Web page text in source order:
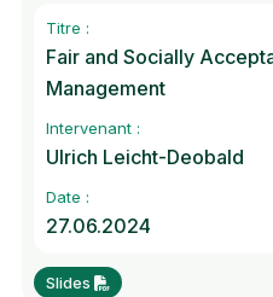
Titre :
Fair and Socially
Management
Intervenant :
Ulrich Leicht-Deobald
Date :
27.06.2024
Slides